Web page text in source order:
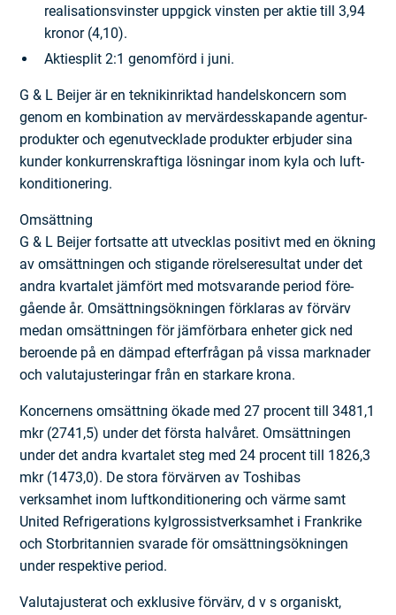
realisationsvinster uppgick vinsten per aktie till 3,94
kronor (4,10).
Aktiesplit 2:1 genomförd i juni.
G & L Beijer är en teknikinriktad handelskoncern som
genom en kombination av mervärdesskapande agentur­
produkter och egenutvecklade produkter erbjuder sina
kunder konkurrenskraftiga lösningar inom kyla och luft­
konditionering.
Omsättning
G & L Beijer fortsatte att utvecklas positivt med en ökning
av omsättningen och stigande rörelseresultat under det
andra kvartalet jämfört med motsvarande period före­
gående år. Omsättningsökningen förklaras av förvärv
medan omsättningen för jämförbara enheter gick ned
beroende på en dämpad efterfrågan på vissa marknader
och valutajusteringar från en starkare krona.
Koncernens omsättning ökade med 27 procent till 3481,1
mkr (2741,5) under det första halvåret. Omsättningen
under det andra kvartalet steg med 24 procent till 1826,3
mkr (1473,0). De stora förvärven av Toshibas
verksamhet inom luftkonditionering och värme samt
United Refrigerations kylgrossistverksamhet i Frankrike
och Storbritannien svarade för omsättningsökningen
under respektive period.
Valutajusterat och exklusive förvärv, d v s organiskt,